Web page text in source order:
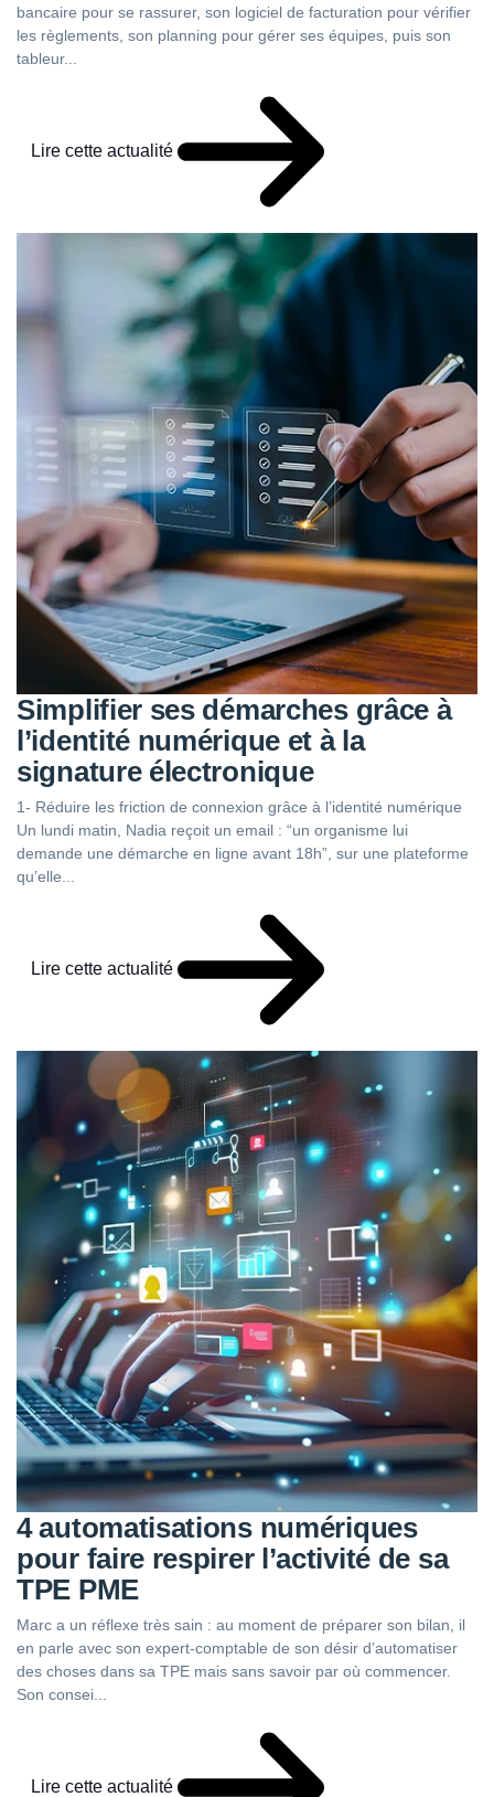
bancaire pour se rassurer, son logiciel de facturation pour vérifier
les règlements, son planning pour gérer ses équipes, puis son
tableur...
Lire cette actualité
Simplifier ses démarches grâce à
l’identité numérique et à la
signature électronique
1- Réduire les friction de connexion grâce à l’identité numérique
Un lundi matin, Nadia reçoit un email : “un organisme lui
demande une démarche en ligne avant 18h”, sur une plateforme
qu’elle...
Lire cette actualité
4 automatisations numériques
pour faire respirer l’activité de sa
TPE PME
Marc a un réflexe très sain : au moment de préparer son bilan, il
en parle avec son expert-comptable de son désir d’automatiser
des choses dans sa TPE mais sans savoir par où commencer.
Son consei...
Lire cette actualité